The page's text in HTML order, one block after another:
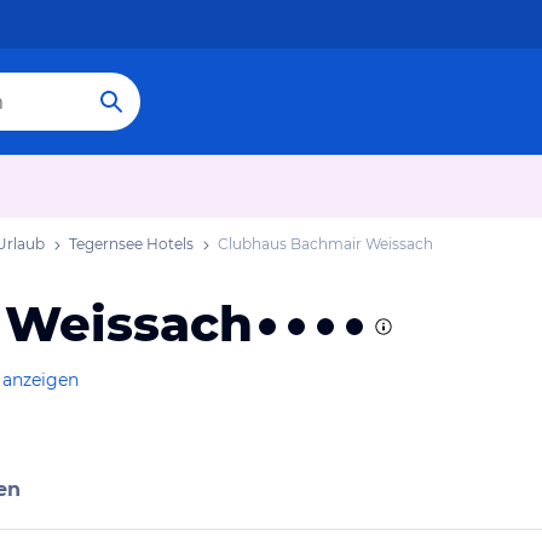
Tegernsee Hotels Clubhaus Bachmair Weissach